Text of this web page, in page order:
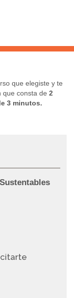
que elegiste y te
que consta de 2
3 minutos.